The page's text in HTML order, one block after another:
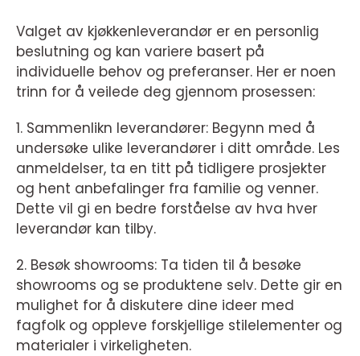
Valget av kjøkkenleverandør er en personlig
beslutning og kan variere basert på
individuelle behov og preferanser. Her er noen
trinn for å veilede deg gjennom prosessen:
1. Sammenlikn leverandører: Begynn med å
undersøke ulike leverandører i ditt område. Les
anmeldelser, ta en titt på tidligere prosjekter
og hent anbefalinger fra familie og venner.
Dette vil gi en bedre forståelse av hva hver
leverandør kan tilby.
2. Besøk showrooms: Ta tiden til å besøke
showrooms og se produktene selv. Dette gir en
mulighet for å diskutere dine ideer med
fagfolk og oppleve forskjellige stilelementer og
materialer i virkeligheten.